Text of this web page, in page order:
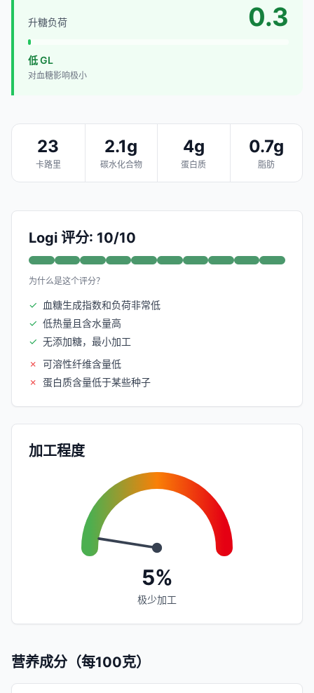
升糖负荷 0.3
低 GL
对血糖影响极小
23
卡路里
2.1g
碳水化合物
4g
蛋白质
0.7g
脂肪
Logi 评分: 10/10
为什么是这个评分？
✓
血糖生成指数和负荷非常低
✓ 低热量且含水量高
✓ 无添加糖，最小加工
✗ 可溶性纤维含量低
✗ 蛋白质含量低于某些种子
加工程度
5%
极少加工
营养成分（每100克）